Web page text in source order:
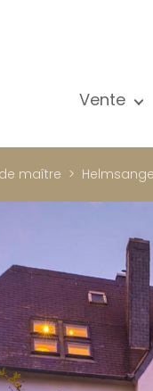
Vente
maître Helmsange